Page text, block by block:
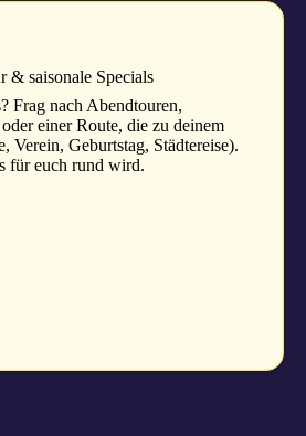
& saisonale Specials
Frag nach Abendtouren,
einer Route, die zu deinem
Verein, Geburtstag, Städtereise).
für euch rund wird.